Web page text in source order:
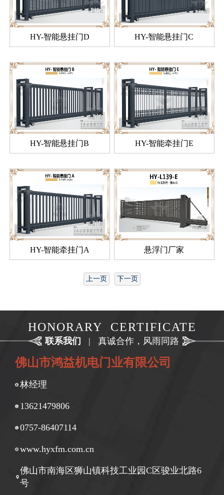
HY-智能悬挂门D HY-智能悬挂门C
HY-智能悬挂门B HY-智能牵挂门E
HY-智能牵挂门A 悬浮门厂家
上一页 下一页
HONORARY CERTIFICATE
联系我们 | 真诚合作，风雨同路
佛山市鸿益机电门业有限公司
林经理
13621479806
0757-86407114
www.hyxfm.com.cn
佛山市南海区狮山镇科技工业园C区骏业北路6
号